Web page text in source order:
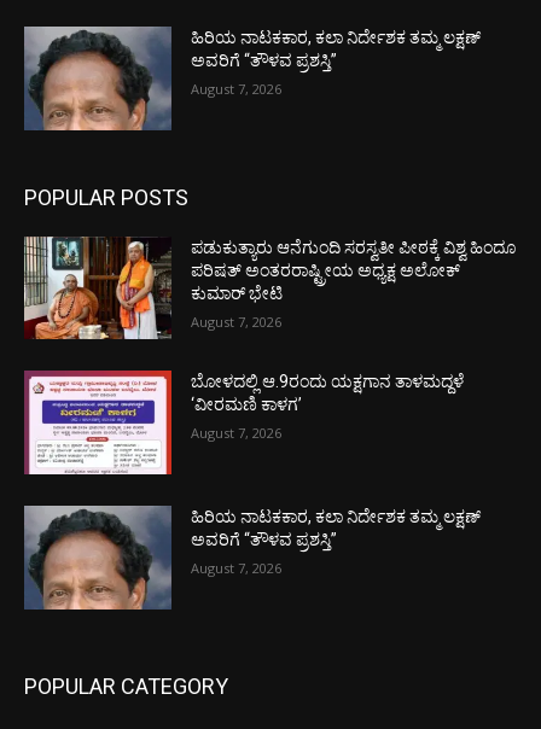
ಹಿರಿಯ ನಾಟಕಕಾರ, ಕಲಾ ನಿರ್ದೇಶಕ ತಮ್ಮ ಲಕ್ಷಣ್
ಅವರಿಗೆ “ತೌಳವ ಪ್ರಶಸ್ತಿ”
August 7, 2026
POPULAR POSTS
ಪಡುಕುತ್ಯಾರು ಆನೆಗುಂದಿ ಸರಸ್ವತೀ ಪೀಠಕ್ಕೆ ವಿಶ್ವ ಹಿಂದೂ
ಪರಿಷತ್ ಅಂತರರಾಷ್ಟ್ರೀಯ ಅಧ್ಯಕ್ಷ ಅಲೋಕ್
ಕುಮಾರ್ ಭೇಟಿ
August 7, 2026
ಬೋಳದಲ್ಲಿ ಆ.9ರಂದು ಯಕ್ಷಗಾನ ತಾಳಮದ್ದಳೆ
‘ವೀರಮಣಿ ಕಾಳಗ’
August 7, 2026
ಹಿರಿಯ ನಾಟಕಕಾರ, ಕಲಾ ನಿರ್ದೇಶಕ ತಮ್ಮ ಲಕ್ಷಣ್
ಅವರಿಗೆ “ತೌಳವ ಪ್ರಶಸ್ತಿ”
August 7, 2026
POPULAR CATEGORY